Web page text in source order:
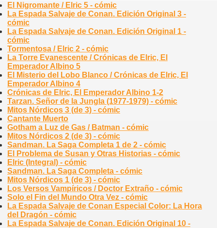
El Nigromante / Elric 5 - cómic
La Espada Salvaje de Conan. Edición Original 3 -
cómic
La Espada Salvaje de Conan. Edición Original 1 -
cómic
Tormentosa / Elric 2 - cómic
La Torre Evanescente / Crónicas de Elric, El
Emperador Albino 5
El Misterio del Lobo Blanco / Crónicas de Elric, El
Emperador Albino 4
Crónicas de Elric, El Emperador Albino 1-2
Tarzan. Señor de la Jungla (1977-1979) - cómic
Mitos Nórdicos 3 (de 3) - cómic
Cantante Muerto
Gotham a Luz de Gas / Batman - cómic
Mitos Nórdicos 2 (de 3) - cómic
Sandman. La Saga Completa 1 de 2 - cómic
El Problema de Susan y Otras Historias - cómic
Elric (Integral) - cómic
Sandman. La Saga Completa - cómic
Mitos Nórdicos 1 (de 3) - cómic
Los Versos Vampíricos / Doctor Extraño - cómic
Solo el Fin del Mundo Otra Vez - cómic
La Espada Salvaje de Conan Especial Color: La Hora
del Dragón - cómic
La Espada Salvaje de Conan. Edición Original 10 -